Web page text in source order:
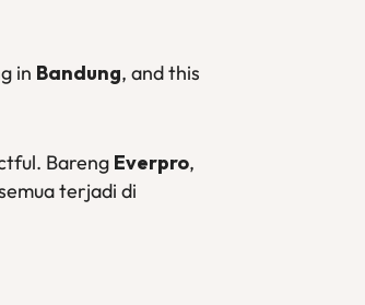
in Bandung, and this
Bareng Everpro,
terjadi di